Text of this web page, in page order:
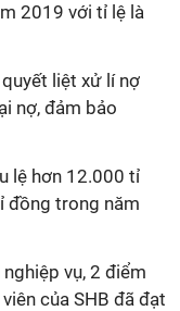
2019 với tỉ lệ là
liệt xử lí nợ
nợ, đảm bảo
lệ hơn 12.000 tỉ
đồng trong năm
vụ, 2 điểm
của SHB đã đạt